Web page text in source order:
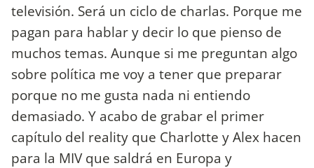
televisión. Será un ciclo de charlas. Porque me
pagan para hablar y decir lo que pienso de
muchos temas. Aunque si me preguntan algo
sobre política me voy a tener que preparar
porque no me gusta nada ni entiendo
demasiado. Y acabo de grabar el primer
capítulo del reality que Charlotte y Alex hacen
para la MIV que saldrá en Europa y